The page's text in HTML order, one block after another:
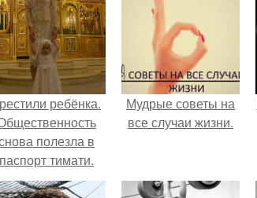
ребёнка.
полезла в
паспорт тимати.
Мудрые советы на
все случаи жизни.